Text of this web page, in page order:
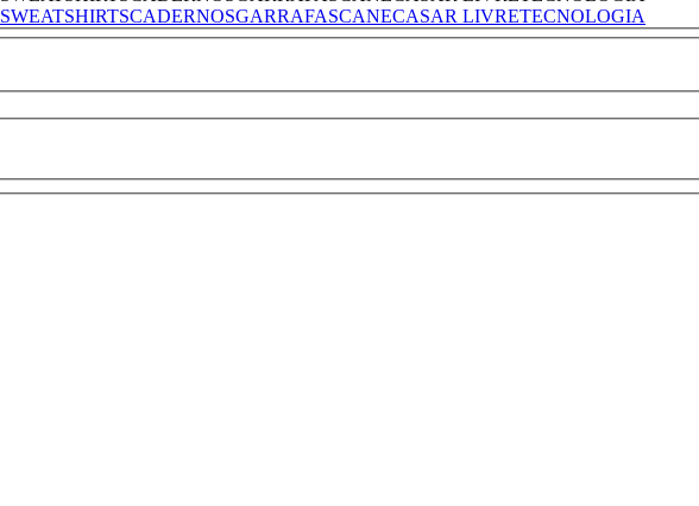
SWEATSHIRTSCADERNOSGARRAFASCANECASAR LIVRETECNOLOGIA